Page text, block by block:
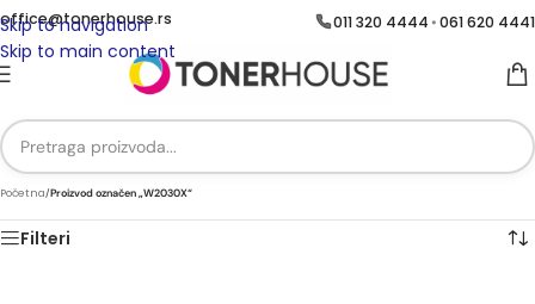
Skip to navigation
Skip to main content
office@tonerhouse.rs 011 320 4444 •061 620 4441
Početna/Proizvod označen „W2030X“
Filteri